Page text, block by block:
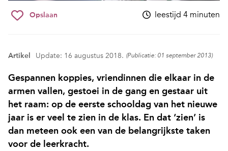
Opslaan leestijd 4 minuten
Artikel Update: 16 augustus 2018. (Publicatie: 01 september 2013)
Gespannen koppies, vriendinnen die elkaar in de
armen vallen, gestoei in de gang en gestaar uit
het raam: op de eerste schooldag van het nieuwe
jaar is er veel te zien in de klas. En dat ‘zien’ is
dan meteen ook een van de belangrijkste taken
voor de leerkracht.